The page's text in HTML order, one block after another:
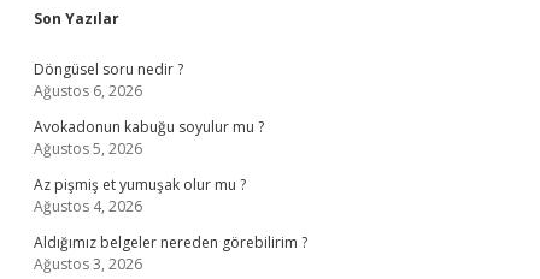
Sidebar
Son Yazılar
Döngüsel soru nedir ?
Ağustos 6, 2026
Avokadonun kabuğu soyulur mu ?
Ağustos 5, 2026
Az pişmiş et yumuşak olur mu ?
Ağustos 4, 2026
Aldığımız belgeler nereden görebilirim ?
Ağustos 3, 2026